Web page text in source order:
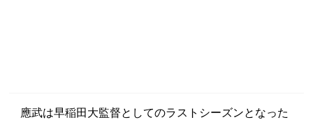
應武は早稲田大監督としてのラストシーズンとなった